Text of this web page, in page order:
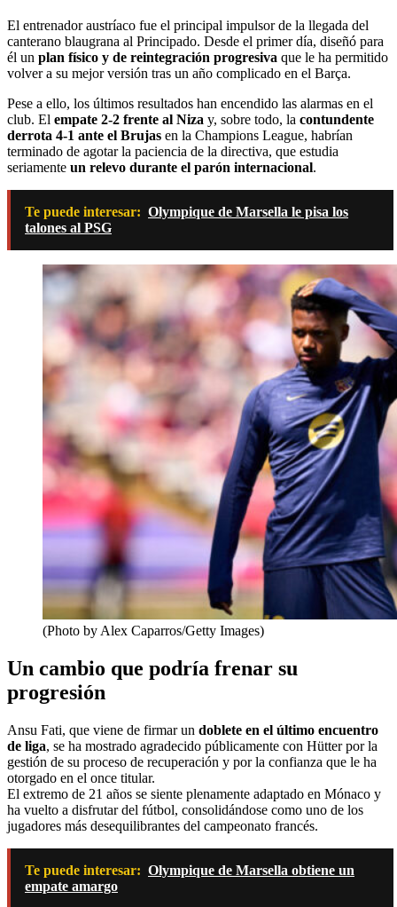
El entrenador austríaco fue el principal impulsor de la llegada del
canterano blaugrana al Principado. Desde el primer día, diseñó para
él un plan físico y de reintegración progresiva que le ha permitido
volver a su mejor versión tras un año complicado en el Barça.
Pese a ello, los últimos resultados han encendido las alarmas en el
club. El empate 2-2 frente al Niza y, sobre todo, la contundente
derrota 4-1 ante el Brujas en la Champions League, habrían
terminado de agotar la paciencia de la directiva, que estudia
seriamente un relevo durante el parón internacional.
Te puede interesar: Olympique de Marsella le pisa los
talones al PSG
(Photo by Alex Caparros/Getty Images)
Un cambio que podría frenar su
progresión
Ansu Fati, que viene de firmar un doblete en el último encuentro
de liga, se ha mostrado agradecido públicamente con Hütter por la
gestión de su proceso de recuperación y por la confianza que le ha
otorgado en el once titular.
El extremo de 21 años se siente plenamente adaptado en Mónaco y
ha vuelto a disfrutar del fútbol, consolidándose como uno de los
jugadores más desequilibrantes del campeonato francés.
Te puede interesar: Olympique de Marsella obtiene un
empate amargo